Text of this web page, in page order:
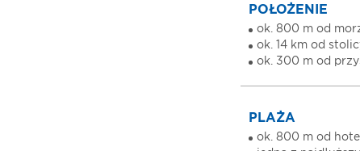
POŁOŻENIE
ok. 800 m od
ok. 14 km od
ok. 300 m od
PLAŻA
ok. 800 m od